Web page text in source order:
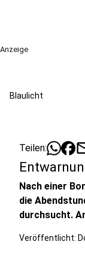
Anzeige
Blaulicht
Teilen:
Nach einer
die
durchsucht.
Veröffentlicht: